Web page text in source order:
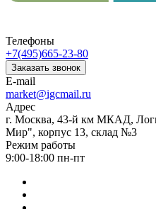
Телефоны
+7(495)665-23-80
Заказать звонок
E-mail
market@igcmail.ru
Адрес
г. Москва, 43-й км МКАД,
Мир", корпус 13, склад №3
Режим работы
9:00-18:00 пн-пт